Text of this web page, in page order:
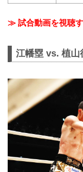
≫ 試合動画を視聴
江幡塁 vs. 植山